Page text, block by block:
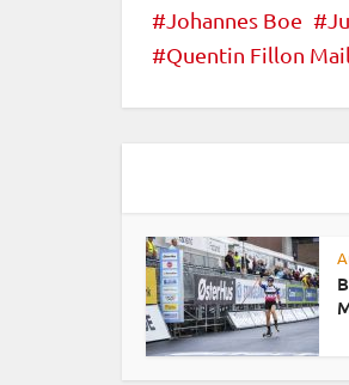
Johannes Boe
Quentin Fillon